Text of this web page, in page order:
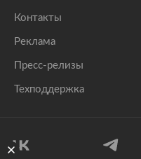
Контакты
Реклама
Пресс-релизы
Техподдержка